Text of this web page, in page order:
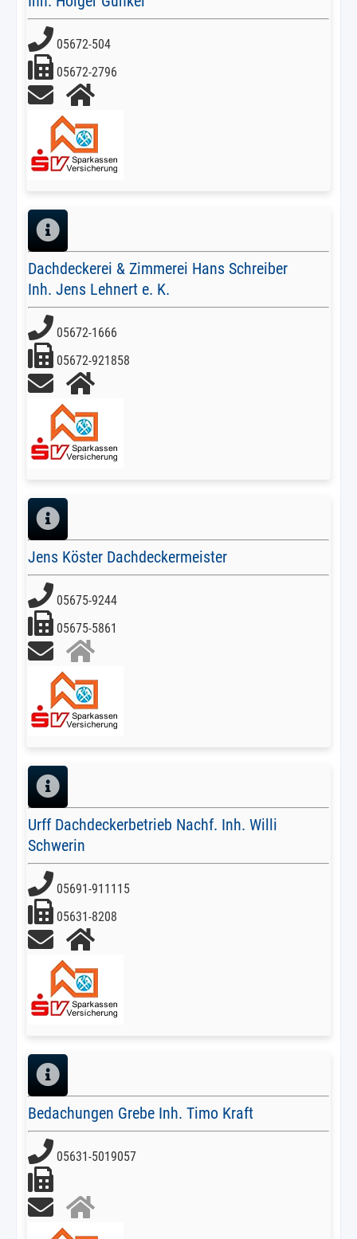
05672-504
05672-2796
Dachdeckerei & Zimmerei Hans Schreiber
Inh. Jens Lehnert e. K.
05672-1666
05672-921858
Jens Köster Dachdeckermeister
05675-9244
05675-5861
Urff Dachdeckerbetrieb Nachf. Inh. Willi
Schwerin
05691-911115
05631-8208
Bedachungen Grebe Inh. Timo Kraft
05631-5019057